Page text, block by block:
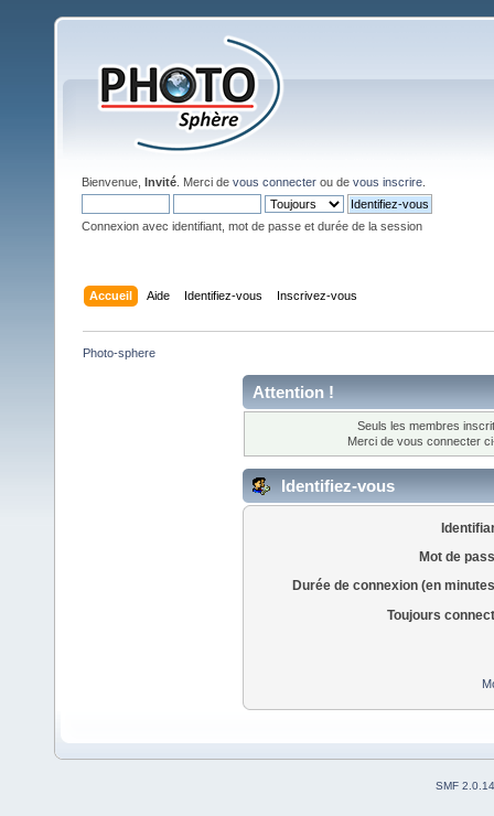
Bienvenue, Invité . Merci de vous connecter ou de vous inscrire
Connexion avec identifiant, mot de passe et durée de la session
Accueil Aide Identifiez-vous Inscrivez-vous
Photo-sphere
Attention !
Seuls les membres
Merci de vous connecter
Identifiez-vous
Mot de
Durée de connexion (en
Toujours
SMF 2.0.14